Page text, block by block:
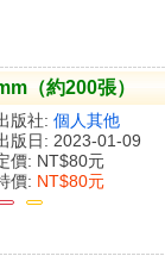
（約200張）
版社: 個人其他
版日: 2023-01-09
價: NT$80元
價: NT$80元